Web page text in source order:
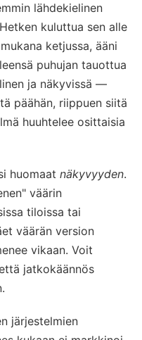
lähdekielinen
kuluttua sen alle
ketjussa, ääni
puhujan tauottua
ja näkyvissä —
päähän, riippuen siitä
huuhtelee osittaisia
huomaat näkyvyyden.
väärin
tiloissa tai
väärän version
vikaan. Voit
jatkokäännös
järjestelmien